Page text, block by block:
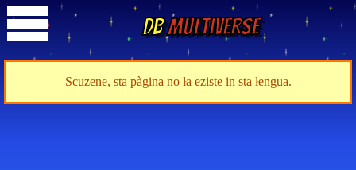
DBMultiverse
Scuzene, sta pàgina no ła eziste in sta łengua.